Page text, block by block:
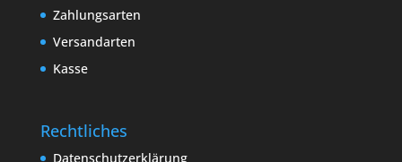
Zahlungsarten
Versandarten
Kasse
Rechtliches
Datenschutzerklärung